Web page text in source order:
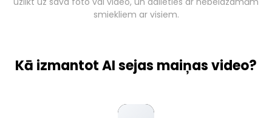
smiekliem ar visiem.
Kā izmantot AI sejas maiņas video?